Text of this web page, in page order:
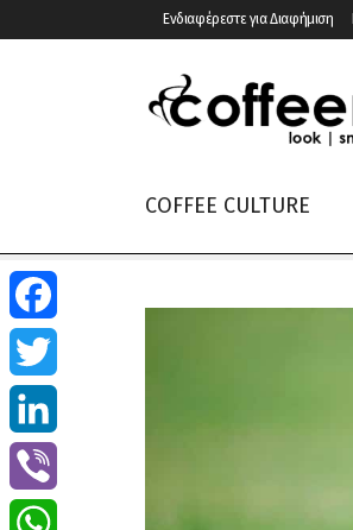
Ενδιαφέρεστε για Διαφήμιση
COFFEE CULTURE
Facebook
Twitter
LinkedIn
Viber